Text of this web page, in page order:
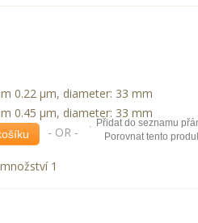
0.22 μm, diameter: 33 mm
0.45 μm, diameter: 33 mm
- OR -
Přidat do seznamu
Porovnat tento
1